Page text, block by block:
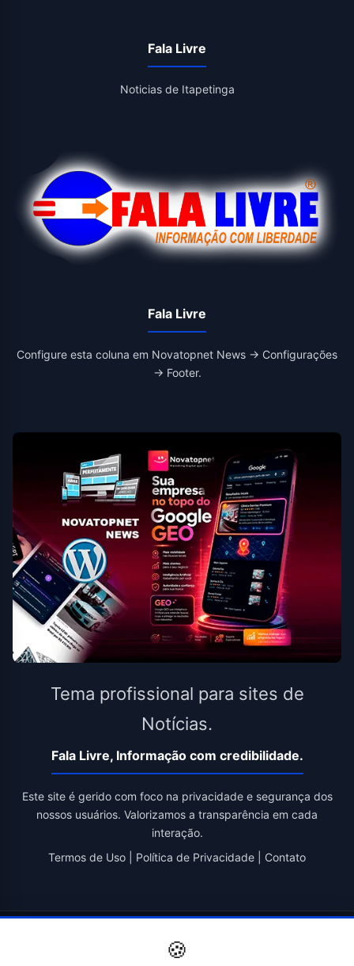
Fala Livre
Noticias de Itapetinga
Fala Livre
Configure esta coluna em Novatopnet News → Configurações
→ Footer.
Tema profissional para sites de
Notícias.
Fala Livre, Informação com credibilidade.
Este site é gerido com foco na privacidade e segurança dos
nossos usuários. Valorizamos a transparência em cada
interação.
Termos de Uso
Política de Privacidade Contato
Novatopnet
🍪